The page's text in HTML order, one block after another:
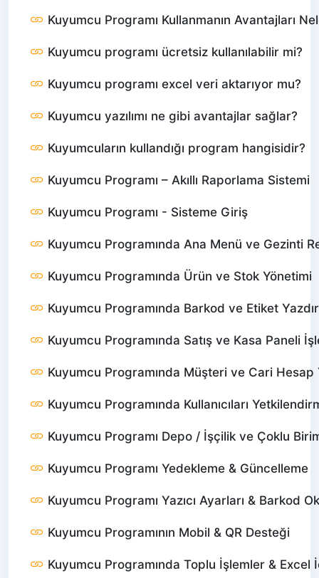
Kuyumcu Programı Kullanmanın Avantajları
Kuyumcu programı ücretsiz kullanılabilir mi?
Kuyumcu programı excel veri aktarıyor mu?
Kuyumcu yazılımı ne gibi avantajlar sağlar?
Kuyumcuların kullandığı program hangisidir?
Kuyumcu Programı – Akıllı Raporlama Sistemi
Kuyumcu Programı - Sisteme Giriş
Kuyumcu Programında Ana Menü ve Gezinti
Kuyumcu Programında Ürün ve Stok Yönetimi
Kuyumcu Programında Barkod ve Etiket
Kuyumcu Programında Satış ve Kasa Paneli
Kuyumcu Programında Müşteri ve Cari Hesap
Kuyumcu Programında Kullanıcıları
Kuyumcu Programı Depo / İşçilik ve Çoklu
Kuyumcu Programı Yedekleme & Güncelleme
Kuyumcu Programı Yazıcı Ayarları & Barkod
Kuyumcu Programının Mobil & QR Desteği
Kuyumcu Programında Toplu İşlemler & Excel